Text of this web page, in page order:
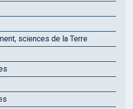
sciences de la Terre